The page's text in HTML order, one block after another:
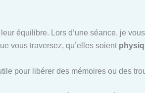
équilibre. Lors d’une séance, je
vous traversez, qu’elles soient
pour libérer des mémoires ou des